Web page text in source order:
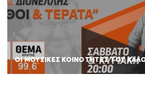
ΟΙ ΜΟΥΣΙΚΕΣ ΚΟΙΝΟΤΗΤΕΣ ΤΟΥ